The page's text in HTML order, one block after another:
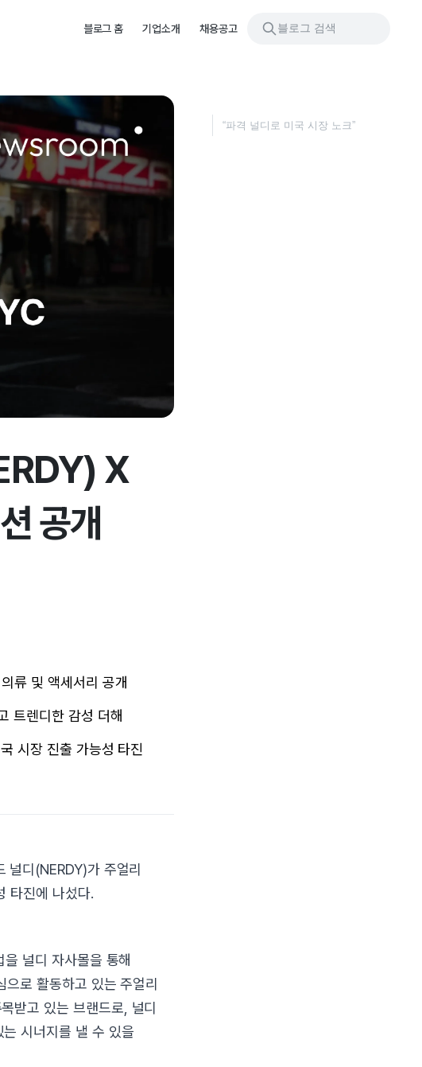
블로그 홈 기업소개 채용공고 블로그 검색
“파격 널디로 미국 시장 노크”
X
공개
류 및 액세서리 공개
트렌디한 감성 더해
시장 진출 가능성 타진
디(NERDY)가 주얼리
타진에 나섰다.
널디 자사몰을 통해
로 활동하고 있는 주얼리
받고 있는 브랜드로, 널디
시너지를 낼 수 있을